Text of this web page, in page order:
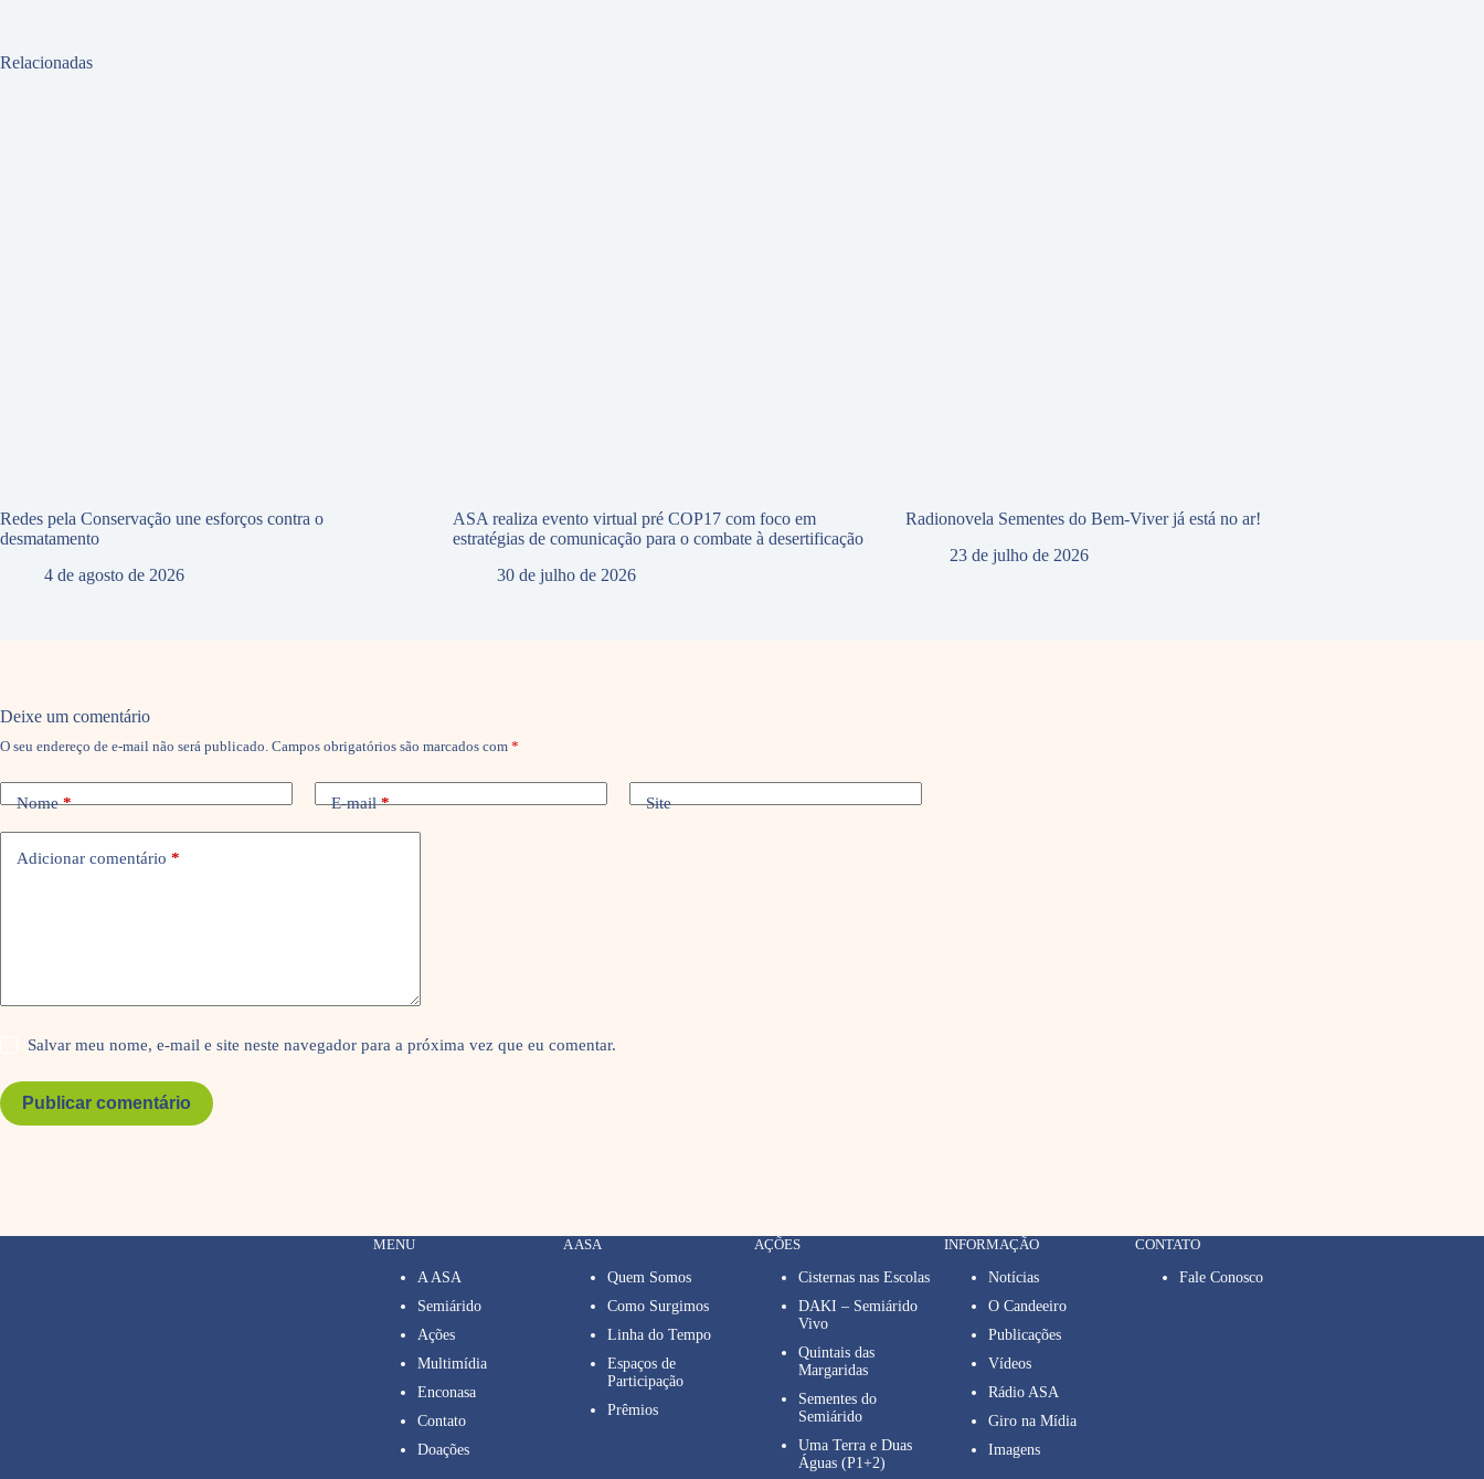
Relacionadas
Redes pela Conservação une esforços contra o
desmatamento
4 de agosto de 2026
ASA realiza evento virtual pré COP17 com foco em
estratégias de comunicação para o combate à desertificação
30 de julho de 2026
Radionovela Sementes do Bem-Viver já está no ar!
23 de julho de 2026
Deixe um comentário
O seu endereço de e-mail não será publicado. Campos obrigatórios são marcados com *
Nome* E-mail* Site
Adicionar comentário *
Salvar meu nome, e-mail e site neste navegador para a próxima vez que eu comentar.
Publicar comentário
MENU
A ASA
Semiárido
Ações
Multimídia
Enconasa
Contato
Doações
A ASA
Quem Somos
Como Surgimos
Linha do Tempo
Espaços de
Participação
Prêmios
AÇÕES
Cisternas nas Escolas
DAKI – Semiárido
Vivo
Quintais das
Margaridas
Sementes do
Semiárido
Uma Terra e Duas
Águas (P1+2)
INFORMAÇÃO
Notícias
O Candeeiro
Publicações
Vídeos
Rádio ASA
Giro na Mídia
Imagens
CONTATO
Fale Conosco